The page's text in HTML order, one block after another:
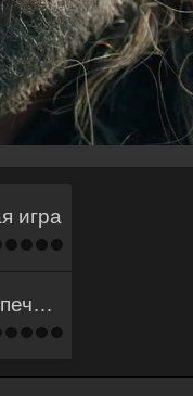
игра
Общее впечатление